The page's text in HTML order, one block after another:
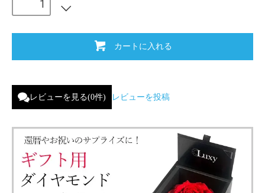
カートに入れる
レビューを見る(0件) レビューを投稿